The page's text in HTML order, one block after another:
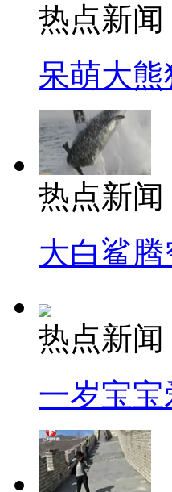
热点新闻
呆萌大
热点新闻
大白鲨
热点新闻
一岁宝